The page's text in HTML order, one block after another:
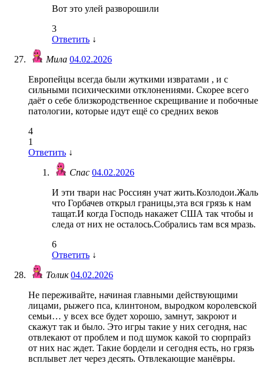
Вот это улей разворошили
3
Ответить ↓
Мила 04.02.2026
Европейцы всегда были жуткими извратами , и с
сильными психическими отклонениями. Скорее всего
даёт о себе близкородственное скрещивание и побочные
патологии, которые идут ещё со средних веков
4
1
Ответить ↓
Спас 04.02.2026
И эти твари нас Россиян учат жить.Козлодои.Жаль
что Горбачев открыл границы,эта вся грязь к нам
тащат.И когда Господь накажет США так чтобы и
следа от них не осталось.Собрались там вся мразь.
6
Ответить ↓
Толик04.02.2026
Не переживайте, начиная главными действующими
лицами, рыжего пса, клинтоном, выродком королевской
семьи… у всех все будет хорошо, замнут, закроют и
скажут так и было. Это игры такие у них сегодня, нас
отвлекают от проблем и под шумок какой то сюрпрайз
от них нас ждет. Такие бордели и сегодня есть, но грязь
всплывет лет через десять. Отвлекающие манёвры.